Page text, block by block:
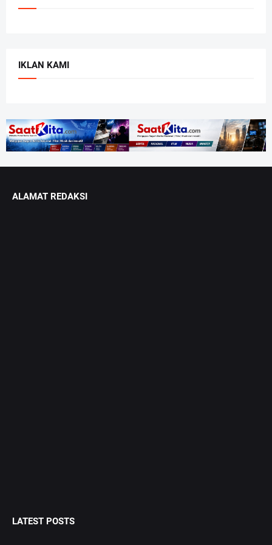
IKLAN KAMI
ALAMAT REDAKSI
LATEST POSTS